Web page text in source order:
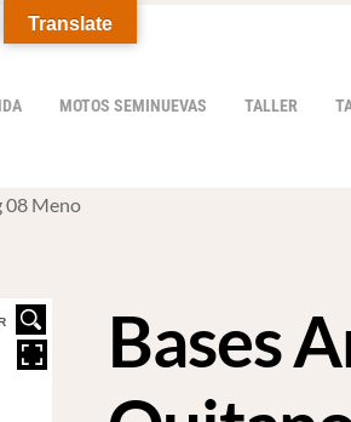
MOTOS SEMINUEVAS TALLER
08 Meno
Bases
Translate